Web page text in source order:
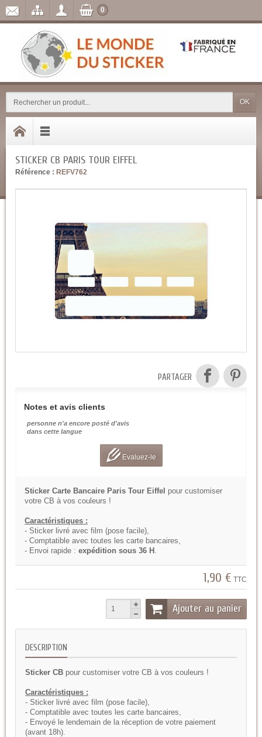
OK
0
STICKER CB PARIS TOUR EIFFEL
Référence : REFV762
PARTAGER
Notes et avis clients
personne n'a encore posté d'avis
dans cette langue
Evaluez-le
Sticker Carte Bancaire Paris Tour Eiffel pour customiser
votre CB à vos couleurs !
Caractéristiques :
- Sticker livré avec film (pose facile),
- Comptatible avec toutes les carte bancaires,
- Envoi rapide : expédition sous 36 H .
1,90 € TTC
Ajouter au panier
DESCRIPTION
Sticker CB pour customiser votre CB à vos couleurs !
Caractéristiques :
- Sticker livré avec film (pose facile),
- Comptatible avec toutes les carte bancaires,
- Envoyé le lendemain de la réception de votre paiement
(avant 18h).